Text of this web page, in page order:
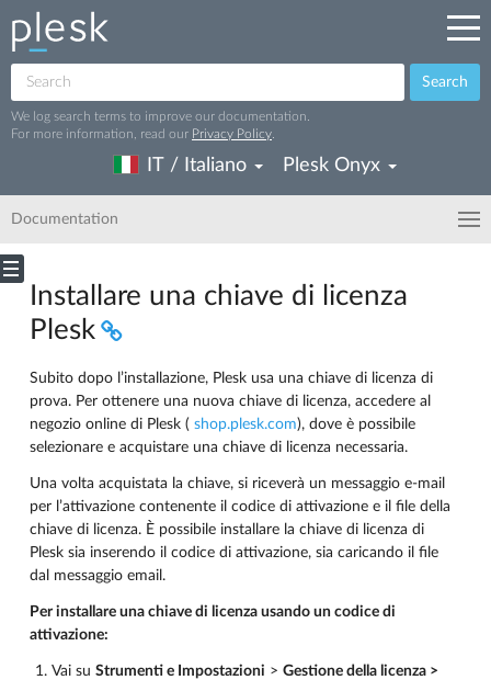
Search
We log search terms to improve our documentation.
For more information, read our Privacy Policy
IT / Italiano Plesk Onyx
Documentation
Installare una chiave di licenza
Plesk
Subito dopo l’installazione, Plesk usa una chiave di licenza di
prova. Per ottenere una nuova chiave di licenza, accedere al
negozio online di Plesk ( shop.plesk.com), dove è possibile
selezionare e acquistare una chiave di licenza necessaria.
Una volta acquistata la chiave, si riceverà un messaggio e-mail
per l’attivazione contenente il codice di attivazione e il file della
chiave di licenza. È possibile installare la chiave di licenza di
Plesk sia inserendo il codice di attivazione, sia caricando il file
dal messaggio email.
Per installare una chiave di licenza usando un codice di
attivazione:
Vai su Strumenti e Impostazioni > Gestione della licenza >